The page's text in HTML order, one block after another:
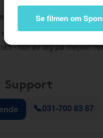
Se filmen om
köp, beställningar
webb eller teknik- till
- hör av dig på mejlen
Support
📞031-700 83 87